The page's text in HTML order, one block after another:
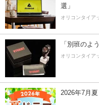
選」
オリコンタイア
「別班のよ
オリコンタイア
2026年7月